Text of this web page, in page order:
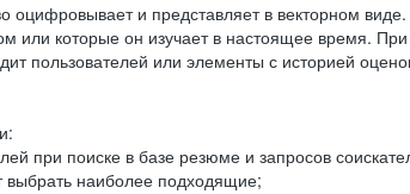
и представляет в векторном
или которые он изучает в настоящее время.
пользователей или элементы с историей
при поиске в базе резюме и запросов
выбрать наиболее подходящие;